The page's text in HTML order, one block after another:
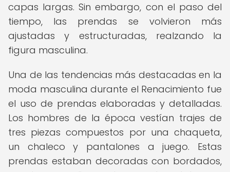
capas largas. Sin embargo, con el paso del
tiempo, las prendas se volvieron más
ajustadas y estructuradas, realzando la
figura masculina.
Una de las tendencias más destacadas en la
moda masculina durante el Renacimiento fue
el uso de prendas elaboradas y detalladas.
Los hombres de la época vestían trajes de
tres piezas compuestos por una chaqueta,
un chaleco y pantalones a juego. Estas
prendas estaban decoradas con bordados,